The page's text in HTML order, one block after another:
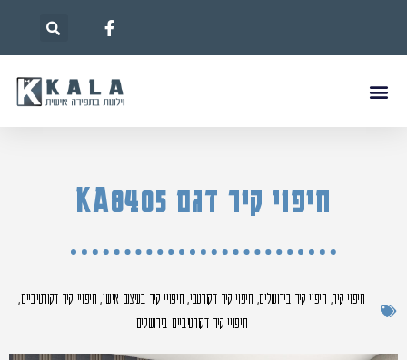
חיפוי קיר דגם KA8405
חיפוי קיר, חיפוי קיר בירושלים, חיפוי קיר דקורטבי, חיפויי קיר בעיצוב אישי, חיפויי קיר דקורטיביים,
חיפויי קיר דקורטיביים בירושלים